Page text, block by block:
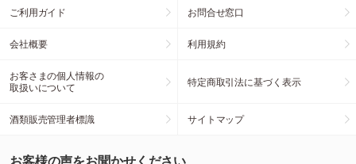
ご利用ガイド お問合せ窓口
会社概要 利用規約
お客さまの個人情報の
取扱いについて
特定商取引法に基づく表示
酒類販売管理者標識 サイトマップ
お客様の声をお聞かせください